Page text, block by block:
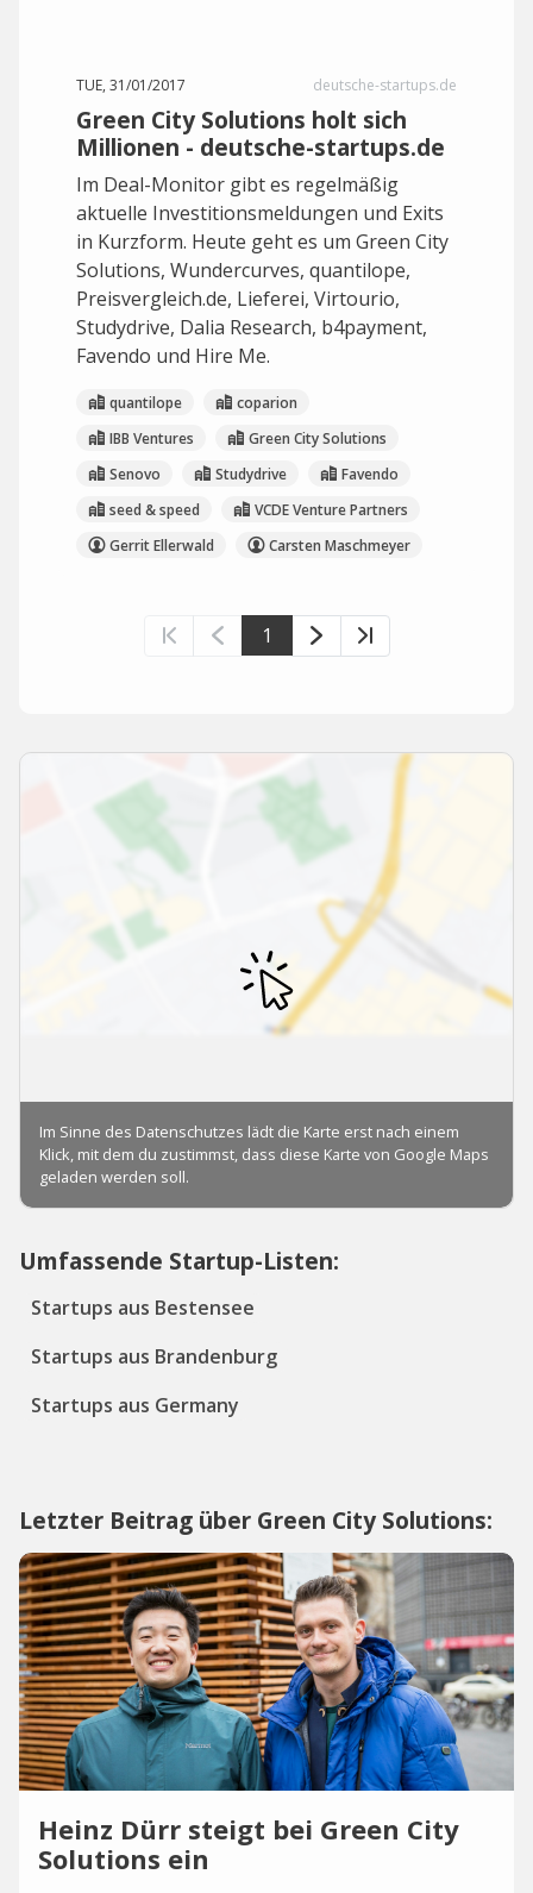
TUE, 31/01/2017 deutsche-startups.de
Green City Solutions holt sich
Millionen - deutsche-startups.de
Im Deal-Monitor gibt es regelmäßig
aktuelle Investitionsmeldungen und Exits
in Kurzform. Heute geht es um Green City
Solutions, Wundercurves, quantilope,
Preisvergleich.de, Lieferei, Virtourio,
Studydrive, Dalia Research, b4payment,
Favendo und Hire Me.
quantilope
coparion
IBB Ventures
Green City Solutions
Senovo
Studydrive
Favendo
seed & speed
VCDE Venture Partners
Gerrit Ellerwald
Carsten Maschmeyer
1
Umfassende Startup-Listen:
Startups aus Bestensee
Startups aus Brandenburg
Startups aus Germany
Letzter Beitrag über Green City Solutions:
Heinz Dürr steigt bei Green City
Solutions ein